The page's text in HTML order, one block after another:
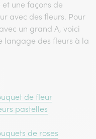
une façons de
avec des fleurs. Pour
un grand A, voici
langage des fleurs à la
de fleur
pastelles
de roses